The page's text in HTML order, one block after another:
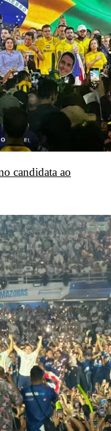
candidata ao